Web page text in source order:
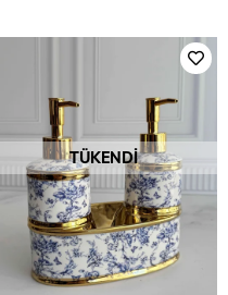
TÜKENDI